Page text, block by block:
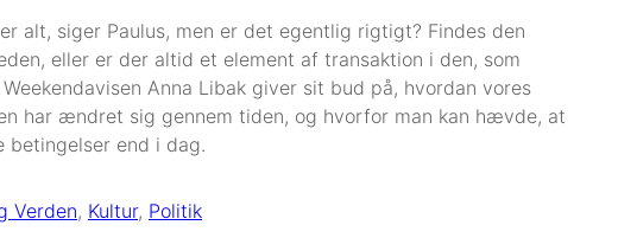
alt, siger Paulus, men er det egentlig rigtigt? Findes den
eller er der altid et element af transaktion i den, som
Anna Libak giver sit bud på, hvordan vores
har ændret sig gennem tiden, og hvorfor man kan hævde, at
end i dag.
Verden, Kultur, Politik